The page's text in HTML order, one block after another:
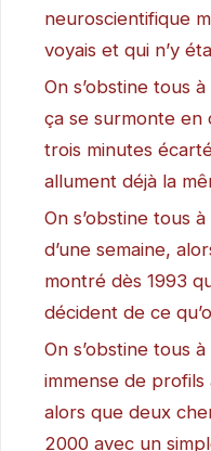
neuroscientifique
voyais et qui n’y
On s’obstine tous
ça se surmonte en
trois minutes
allument déjà la
On s’obstine tous
d’une semaine,
montré dès 1993
décident de ce
On s’obstine tous
immense de
alors que deux
2000 avec un